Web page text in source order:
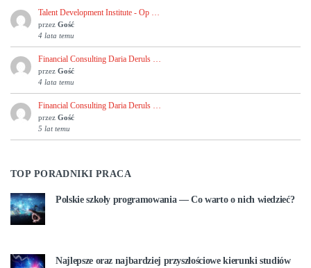
Talent Development Institute - Op …
przez Gość
4 lata temu
Financial Consulting Daria Deruls …
przez Gość
4 lata temu
Financial Consulting Daria Deruls …
przez Gość
5 lat temu
TOP PORADNIKI PRACA
Polskie szkoły programowania — Co warto o nich wiedzieć?
Najlepsze oraz najbardziej przyszłościowe kierunki studiów